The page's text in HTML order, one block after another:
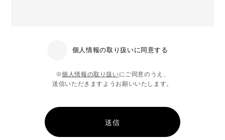
個人情報の取り扱いに同意する
※個人情報の取り扱いにご同意のうえ、
送信いただきますようお願いいたします。